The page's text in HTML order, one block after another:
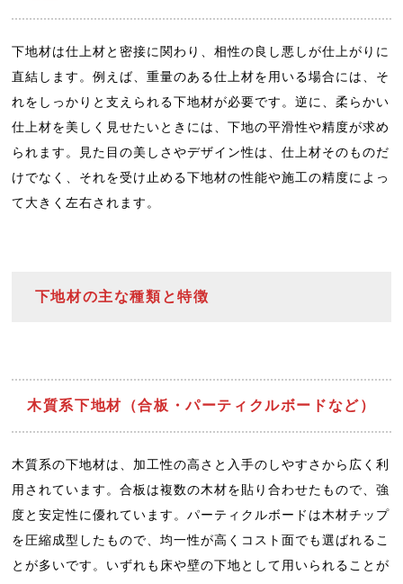
下地材は仕上材と密接に関わり、相性の良し悪しが仕上がりに
直結します。例えば、重量のある仕上材を用いる場合には、そ
れをしっかりと支えられる下地材が必要です。逆に、柔らかい
仕上材を美しく見せたいときには、下地の平滑性や精度が求め
られます。見た目の美しさやデザイン性は、仕上材そのものだ
けでなく、それを受け止める下地材の性能や施工の精度によっ
て大きく左右されます。
下地材の主な種類と特徴
木質系下地材（合板・パーティクルボードなど）
木質系の下地材は、加工性の高さと入手のしやすさから広く利
用されています。合板は複数の木材を貼り合わせたもので、強
度と安定性に優れています。パーティクルボードは木材チップ
を圧縮成型したもので、均一性が高くコスト面でも選ばれるこ
とが多いです。いずれも床や壁の下地として用いられることが